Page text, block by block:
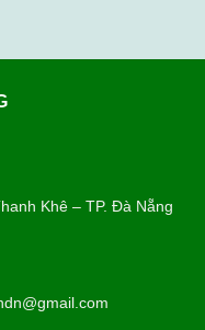
Khê – TP. Đà Nẵng